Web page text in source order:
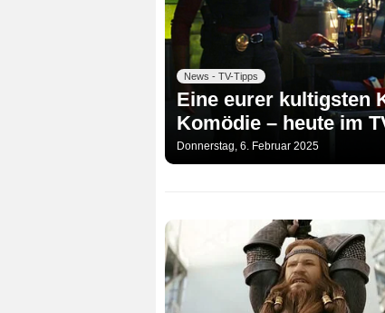
News - TV-Tipps
Eine eurer kultigsten
Komödie – heute im
Donnerstag, 6. Februar 2025